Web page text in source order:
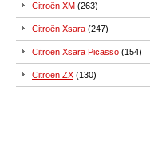
Citroën XM (263)
Citroën Xsara (247)
Citroën Xsara Picasso (154)
Citroën ZX (130)